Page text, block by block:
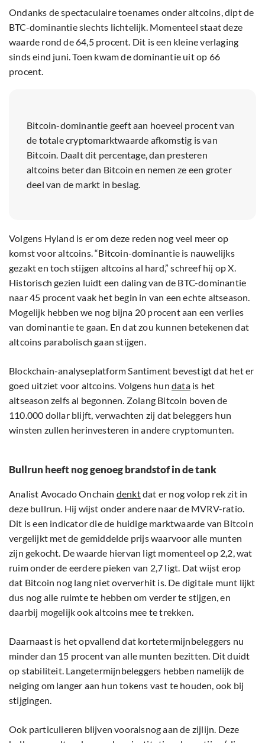
Ondanks de spectaculaire toenames onder altcoins, dipt de
BTC-dominantie slechts lichtelijk. Momenteel staat deze
waarde rond de 64,5 procent. Dit is een kleine verlaging
sinds eind juni. Toen kwam de dominantie uit op 66
procent.
Bitcoin-dominantie geeft aan hoeveel procent van
de totale cryptomarktwaarde afkomstig is van
Bitcoin. Daalt dit percentage, dan presteren
altcoins beter dan Bitcoin en nemen ze een groter
deel van de markt in beslag.
Volgens Hyland is er om deze reden nog veel meer op
komst voor altcoins. “Bitcoin-dominantie is nauwelijks
gezakt en toch stijgen altcoins al hard,” schreef hij op X.
Historisch gezien luidt een daling van de BTC-dominantie
naar 45 procent vaak het begin in van een echte altseason.
Mogelijk hebben we nog bijna 20 procent aan een verlies
van dominantie te gaan. En dat zou kunnen betekenen dat
altcoins parabolisch gaan stijgen.
Blockchain-analyseplatform Santiment bevestigt dat het er
goed uitziet voor altcoins. Volgens hun datais het
altseason zelfs al begonnen. Zolang Bitcoin boven de
110.000 dollar blijft, verwachten zij dat beleggers hun
winsten zullen herinvesteren in andere cryptomunten.
Bullrun heeft nog genoeg brandstof in de tank
Analist Avocado Onchain denktdat er nog volop rek zit in
deze bullrun. Hij wijst onder andere naar de MVRV-ratio.
Dit is een indicator die de huidige marktwaarde van Bitcoin
vergelijkt met de gemiddelde prijs waarvoor alle munten
zijn gekocht. De waarde hiervan ligt momenteel op 2,2, wat
ruim onder de eerdere pieken van 2,7 ligt. Dat wijst erop
dat Bitcoin nog lang niet oververhit is. De digitale munt lijkt
dus nog alle ruimte te hebben om verder te stijgen, en
daarbij mogelijk ook altcoins mee te trekken.
Daarnaast is het opvallend dat kortetermijnbeleggers nu
minder dan 15 procent van alle munten bezitten. Dit duidt
op stabiliteit. Langetermijnbeleggers hebben namelijk de
neiging om langer aan hun tokens vast te houden, ook bij
stijgingen.
Ook particulieren blijven vooralsnog aan de zijlijn. Deze